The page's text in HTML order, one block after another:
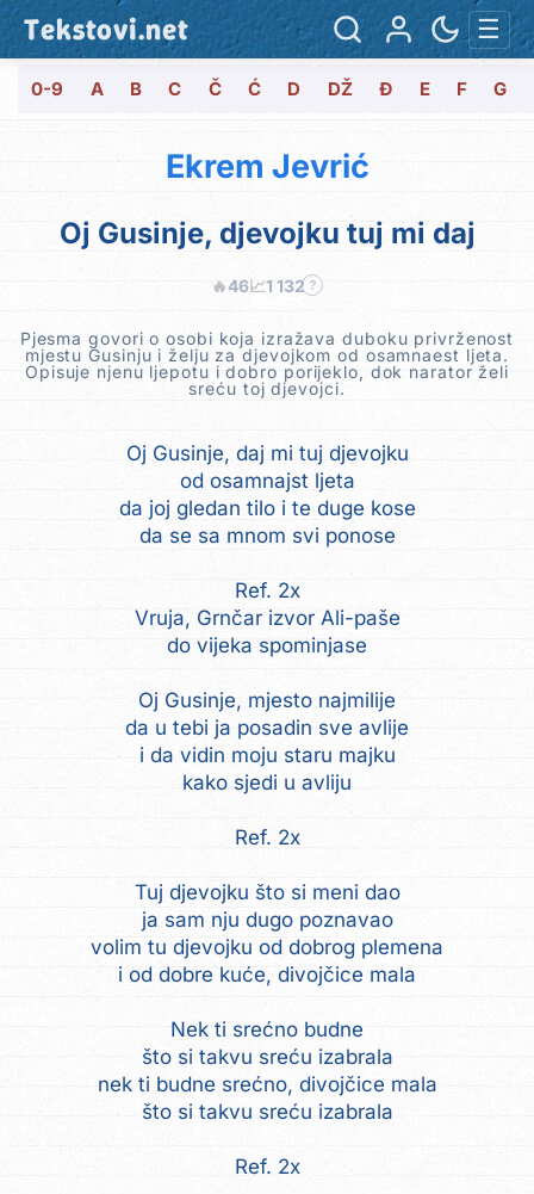
Tekstovi.net ☰
0-9 A B C Č Ć D DŽ Đ E F G
Ekrem Jevrić
Oj Gusinje, djevojku tuj mi daj
🔥46📈1 132 ?
Pjesma govori o osobi koja izražava duboku privrženost
mjestu Gusinju i želju za djevojkom od osamnaest ljeta.
Opisuje njenu ljepotu i dobro porijeklo, dok narator želi
sreću toj djevojci.
Oj Gusinje, daj mi tuj djevojku
od osamnajst ljeta
da joj gledan tilo i te duge kose
da se sa mnom svi ponose
Ref. 2x
Vruja, Grnčar izvor Ali-paše
do vijeka spominjase
Oj Gusinje, mjesto najmilije
da u tebi ja posadin sve avlije
i da vidin moju staru majku
kako sjedi u avliju
Ref. 2x
Tuj djevojku što si meni dao
ja sam nju dugo poznavao
volim tu djevojku od dobrog plemena
i od dobre kuće, divojčice mala
Nek ti srećno budne
što si takvu sreću izabrala
nek ti budne srećno, divojčice mala
što si takvu sreću izabrala
Ref. 2x